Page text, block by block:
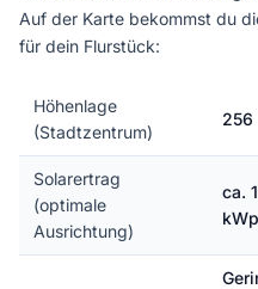
Auf der Karte bekommst du
für dein Flurstück:
Höhenlage
(Stadtzentrum)
256
Solarertrag
(optimale
Ausrichtung)
ca.